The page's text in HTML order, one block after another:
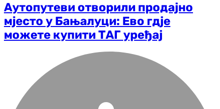
Аутопутеви отворили продајно
мјесто у Бањалуци: Ево гдје
можете купити ТАГ уређај